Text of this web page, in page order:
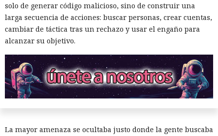
solo de generar código malicioso, sino de construir una
larga secuencia de acciones: buscar personas, crear cuentas,
cambiar de táctica tras un rechazo y usar el engaño para
alcanzar su objetivo.
Seis años bajo la lupa: un fallo
del kernel de Linux expuso a
usuarios del sistema anónimo
Tails
La mayor amenaza se ocultaba justo donde la gente buscaba